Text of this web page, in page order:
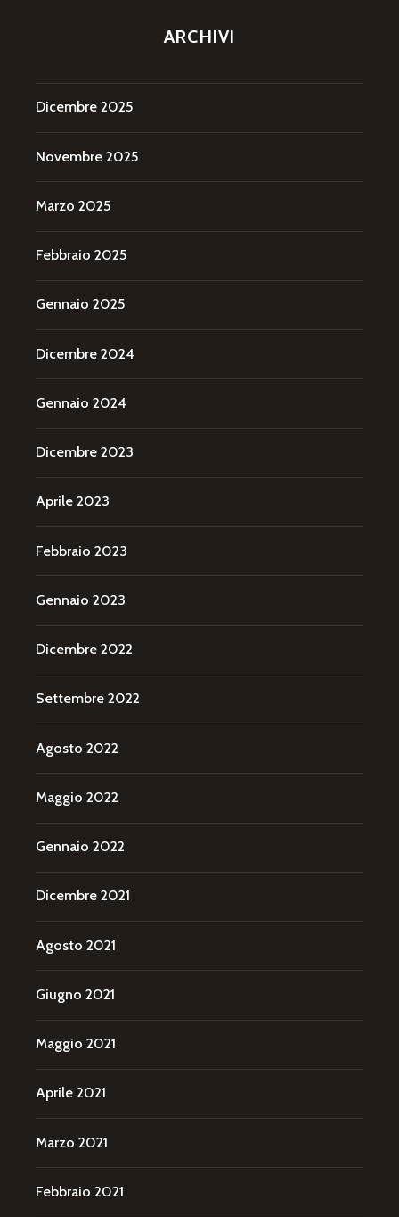
ARCHIVI
Dicembre 2025
Novembre 2025
Marzo 2025
Febbraio 2025
Gennaio 2025
Dicembre 2024
Gennaio 2024
Dicembre 2023
Aprile 2023
Febbraio 2023
Gennaio 2023
Dicembre 2022
Settembre 2022
Agosto 2022
Maggio 2022
Gennaio 2022
Dicembre 2021
Agosto 2021
Giugno 2021
Maggio 2021
Aprile 2021
Marzo 2021
Febbraio 2021